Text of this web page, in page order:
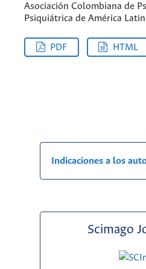
Asociación Colombiana de
Psiquiátrica de América
PDF HTML
Indicaciones a los
Scimago